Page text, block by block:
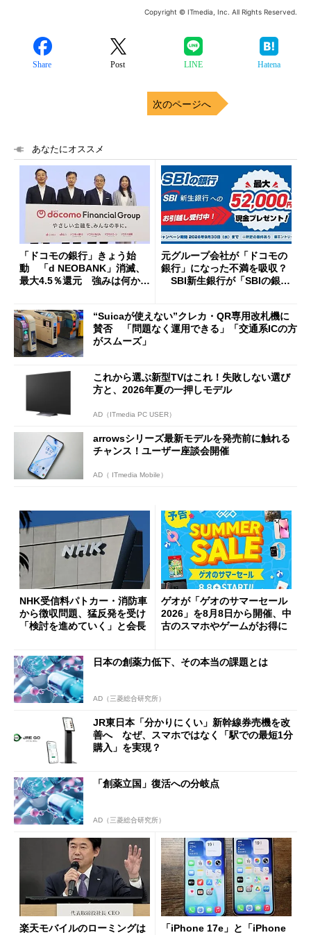
Copyright © ITmedia, Inc. All Rights Reserved.
Share Post LINE Hatena
次のページへ
あなたにオススメ
「ドコモの銀行」きょう始
動 「d NEOBANK」消滅、
最大4.5％還元 強みは何か解
元グループ会社が「ドコモの
銀行」になった不満を吸収？
SBI新生銀行が「SBIの銀
開催
“Suicaが使えない”クレカ・QR専用改札機に
賛否 「問題なく運用できる」「交通系ICの方
がスムーズ」
これから選ぶ新型TVはこれ！失敗しない選び
方と、2026年夏の一押しモデル
AD（ITmedia PC USER）
arrowsシリーズ最新モデルを発売前に触れる
チャンス！ユーザー座談会開催
AD（ ITmedia Mobile）
NHK受信料パトカー・消防車
から徴収問題、猛反発を受け
「検討を進めていく」と会長
ゲオが「ゲオのサマーセール
2026」を8月8日から開催、中
古のスマホやゲームがお得に
日本の創薬力低下、その本当の課題とは
AD（三菱総合研究所）
JR東日本「分かりにくい」新幹線券売機を改
善へ なぜ、スマホではなく「駅での最短1分
購入」を実現？
「創薬立国」復活への分岐点
AD（三菱総合研究所）
楽天モバイルのローミングは
「iPhone 17e」と「iPhone